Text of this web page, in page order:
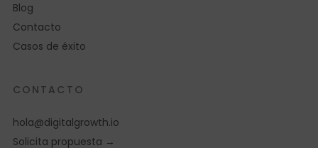
Blog
Contacto
Casos de éxito
CONTACTO
hola@digitalgrowth.io
Solicita propuesta →